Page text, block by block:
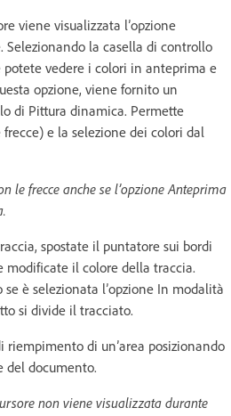
viene visualizzata l’opzione
Selezionando la casella di controllo
vedere i colori in anteprima e
opzione, viene fornito un
di Pittura dinamica. Permette
e la selezione dei colori dal
le frecce anche se l’opzione Anteprima
spostate il puntatore sui bordi
modificate il colore della traccia.
è selezionata l’opzione In modalità
si divide il tracciato.
riempimento di un’area posizionando
del documento.
non viene visualizzata durante